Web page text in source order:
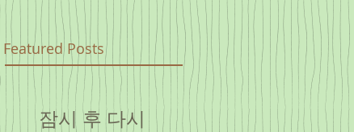
Featured Posts
잠시 후 다시